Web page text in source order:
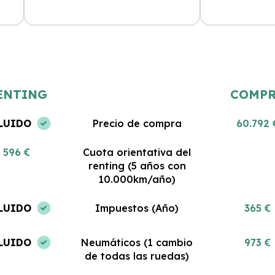
Precio de compra 60.792
596 €
Cuota orientativa del
renting (5 años con
10.000km/año)
Impuestos (Año) 365 €
Neumáticos (1 cambio
de todas las ruedas)
973 €